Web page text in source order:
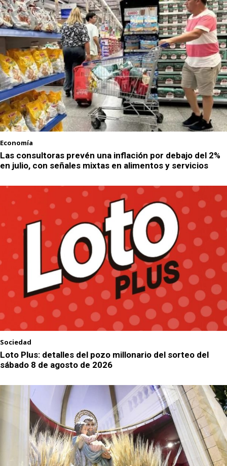
Economía
Las consultoras prevén una inflación por debajo del 2%
en julio, con señales mixtas en alimentos y servicios
Sociedad
Loto Plus: detalles del pozo millonario del sorteo del
sábado 8 de agosto de 2026